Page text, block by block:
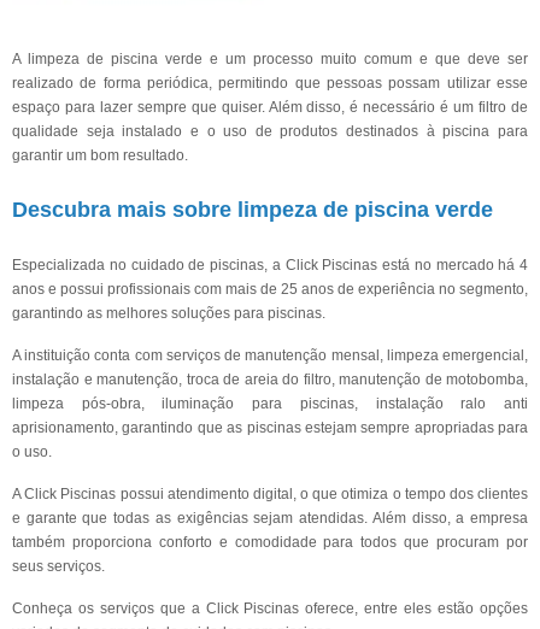
A limpeza de piscina verde e um processo muito comum e que deve ser
realizado de forma periódica, permitindo que pessoas possam utilizar esse
espaço para lazer sempre que quiser. Além disso, é necessário é um filtro de
qualidade seja instalado e o uso de produtos destinados à piscina para
garantir um bom resultado.
Descubra mais sobre limpeza de piscina verde
Especializada no cuidado de piscinas, a Click Piscinas está no mercado há 4
anos e possui profissionais com mais de 25 anos de experiência no segmento,
garantindo as melhores soluções para piscinas.
A instituição conta com serviços de manutenção mensal, limpeza emergencial,
instalação e manutenção, troca de areia do filtro, manutenção de motobomba,
limpeza pós-obra, iluminação para piscinas, instalação ralo anti
aprisionamento, garantindo que as piscinas estejam sempre apropriadas para
o uso.
A Click Piscinas possui atendimento digital, o que otimiza o tempo dos clientes
e garante que todas as exigências sejam atendidas. Além disso, a empresa
também proporciona conforto e comodidade para todos que procuram por
seus serviços.
Conheça os serviços que a Click Piscinas oferece, entre eles estão opções